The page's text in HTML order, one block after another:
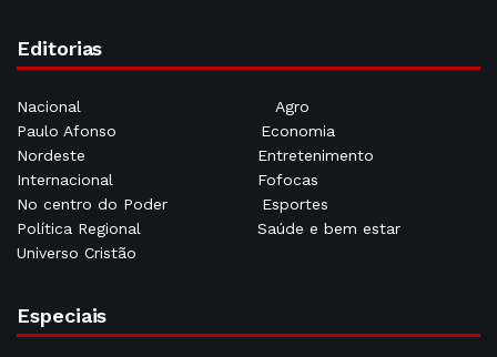
Editorias
Nacional
Agro
Paulo Afonso
Economia
Nordeste
Entretenimento
Internacional
Fofocas
No centro do Poder
Esportes
Política Regional
Saúde e bem estar
Universo Cristão
Especiais